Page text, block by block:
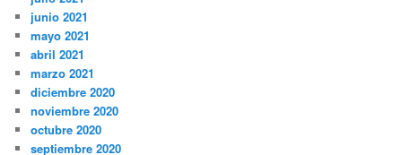
junio 2021
mayo 2021
abril 2021
marzo 2021
diciembre 2020
noviembre 2020
octubre 2020
septiembre 2020